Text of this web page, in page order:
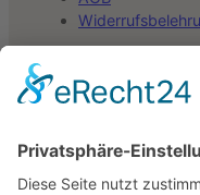
Auf
(gekennzeichnet mit
erhalten wir ggf. eine
zusätzlichen Kosten.